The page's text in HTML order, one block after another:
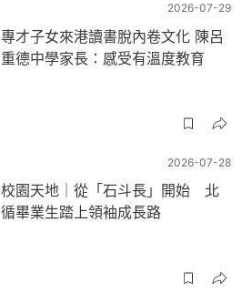
2026-07-29
專才子女來港讀書脫內卷文化 陳呂
重德中學家長：感受有溫度教育
2026-07-28
校園天地｜從「石斗長」開始 北
循畢業生踏上領袖成長路